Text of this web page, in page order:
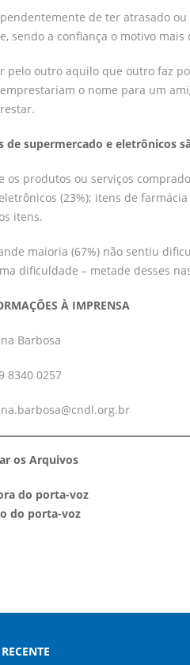
de ter atrasado
sendo a confiança o motivo
pelo outro aquilo que outro faz
o nome para um
de supermercado e eletrônicos
os produtos ou serviços
(23%); itens de
itens.
maioria (67%) não sentiu
dificuldade – metade desses
À IMPRENSA
Barbosa
8340 0257
os Arquivos
do porta-voz
do porta-voz